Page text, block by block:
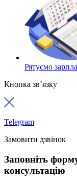
Рятуємо
Кнопка зв’язку
Telegram
Замовити дзвінок
Заповніть
консультацію